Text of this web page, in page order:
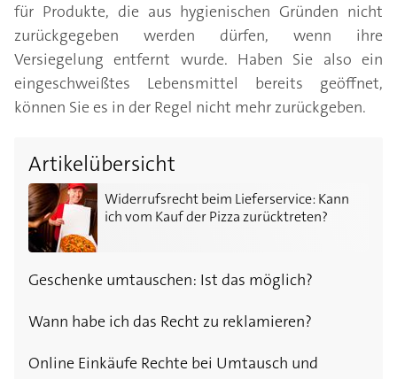
für Produkte, die aus hygienischen Gründen nicht
zurückgegeben werden dürfen, wenn ihre
Versiegelung entfernt wurde. Haben Sie also ein
eingeschweißtes Lebensmittel bereits geöffnet,
können Sie es in der Regel nicht mehr zurückgeben.
Artikelübersicht
Widerrufsrecht beim Lieferservice: Kann
ich vom Kauf der Pizza zurücktreten?
Widerrufsrecht beim Lieferservice: Kann ich vom
Geschenke umtauschen: Ist das möglich?
Wann habe ich das Recht zu reklamieren?
Online Einkäufe Rechte bei Umtausch und